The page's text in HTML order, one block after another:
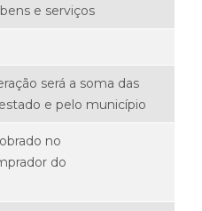
e serviços
será a soma das
e pelo município
no
do